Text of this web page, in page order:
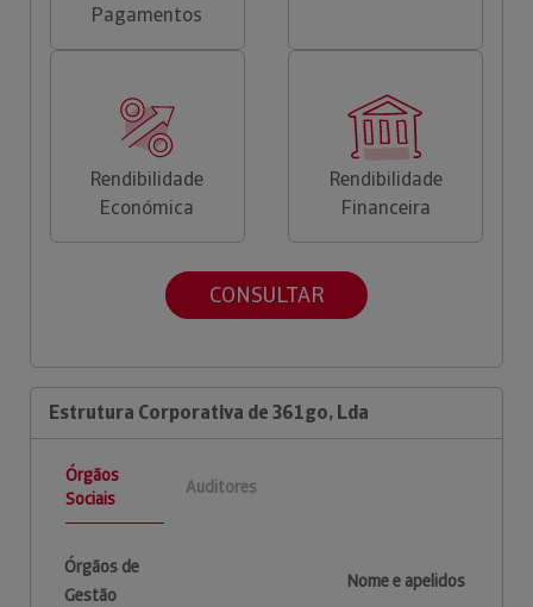
Pagamentos
Rendibilidade
Económica
Rendibilidade
Financeira
CONSULTAR
Estrutura Corporativa de 361go, Lda
Órgãos
Sociais
Auditores
Órgãos de
Gestão
Nome e apelidos